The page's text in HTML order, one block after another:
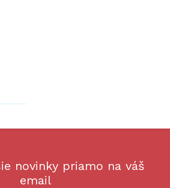
novinky priamo na váš
email